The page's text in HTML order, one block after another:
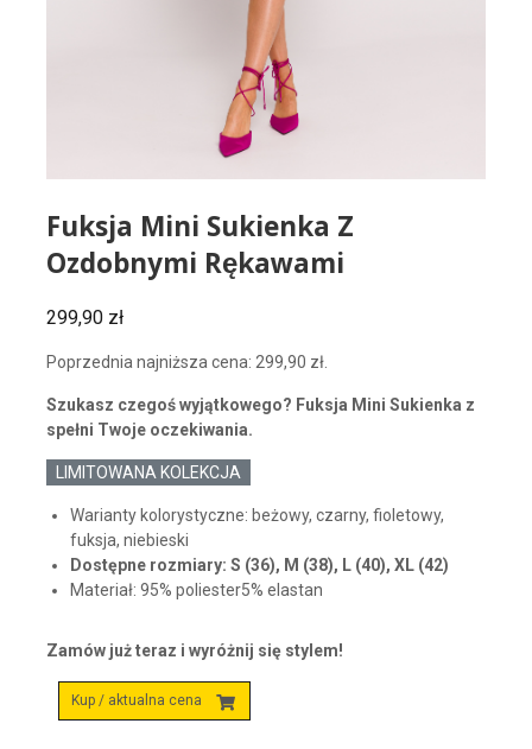
Fuksja Mini Sukienka Z
Ozdobnymi Rękawami
299,90 zł
Poprzednia najniższa cena: 299,90 zł.
Szukasz czegoś wyjątkowego? Fuksja Mini Sukienka z
spełni Twoje oczekiwania.
LIMITOWANA KOLEKCJA
Warianty kolorystyczne: beżowy, czarny, fioletowy,
fuksja, niebieski
Dostępne rozmiary: S (36), M (38), L (40), XL (42)
Materiał: 95% poliester5% elastan
Zamów już teraz i wyróżnij się stylem!
Kup / aktualna cena